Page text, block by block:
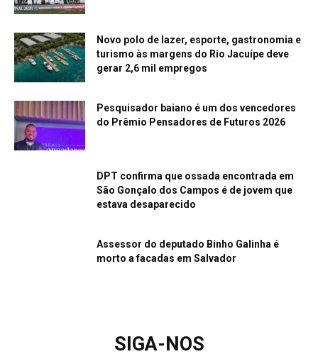
Novo polo de lazer, esporte, gastronomia e
turismo às margens do Rio Jacuípe deve
gerar 2,6 mil empregos
Pesquisador baiano é um dos vencedores
do Prêmio Pensadores de Futuros 2026
DPT confirma que ossada encontrada em
São Gonçalo dos Campos é de jovem que
estava desaparecido
Assessor do deputado Binho Galinha é
morto a facadas em Salvador
SIGA-NOS